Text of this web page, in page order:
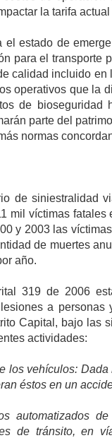
la tarifa
estado de
para el transporte
calidad incluido
operativos que la
de bioseguridad
parte del
normas
de siniestralidad
mil víctimas
y 2003 las
de muertes
año.
319 de 2006
a
Capital, bajo las
actividades:
los vehículos:
éstos en un
automatizados
de tránsito, en